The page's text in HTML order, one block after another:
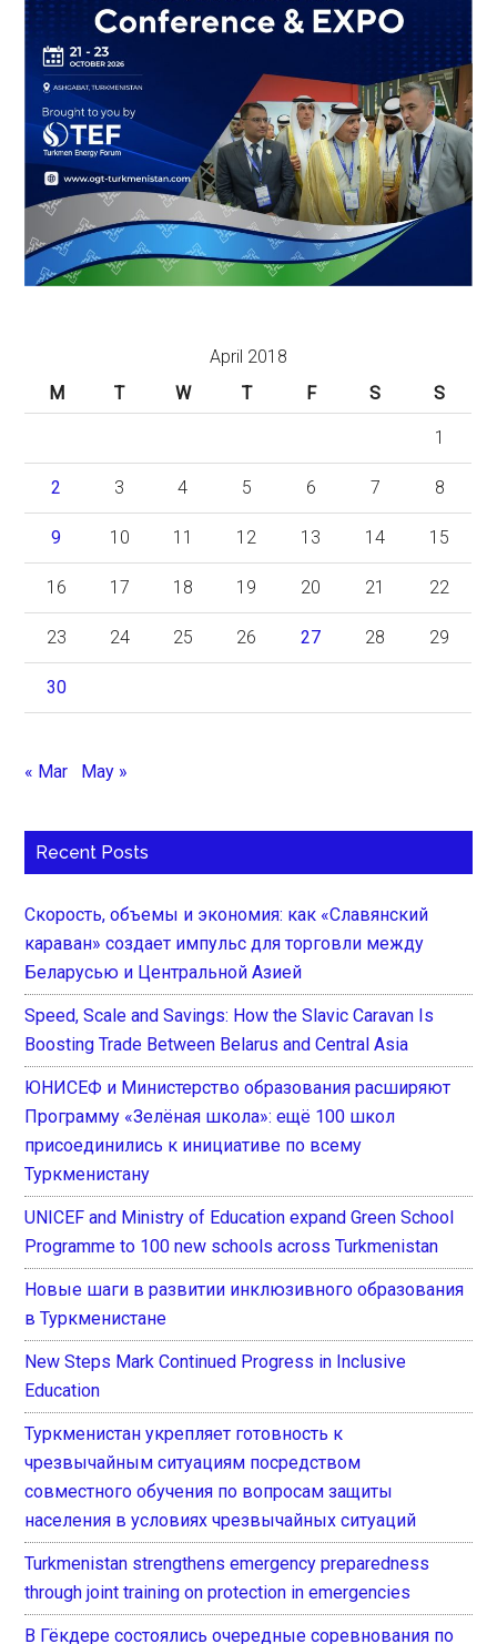
April 2018
M
T W T F S S
1
2 3 4 5 6 7 8
9 10 11 12 13 14 15
16 17 18 19 20 21 22
23 24 25 26 27 28 29
30
« Mar May »
Recent Posts
Скорость, объемы и экономия: как «Славянский
караван» создает импульс для торговли между
Беларусью и Центральной Азией
Speed, Scale and Savings: How the Slavic Caravan Is
Boosting Trade Between Belarus and Central Asia
ЮНИСЕФ и Министерство образования расширяют
Программу «Зелёная школа»: ещё 100 школ
присоединились к инициативе по всему
Туркменистану
UNICEF and Ministry of Education expand Green School
Programme to 100 new schools across Turkmenistan
Новые шаги в развитии инклюзивного образования
в Туркменистане
New Steps Mark Continued Progress in Inclusive
Education
Туркменистан укрепляет готовность к
чрезвычайным ситуациям посредством
совместного обучения по вопросам защиты
населения в условиях чрезвычайных ситуаций
Turkmenistan strengthens emergency preparedness
through joint training on protection in emergencies
В Гёкдере состоялись очередные соревнования по